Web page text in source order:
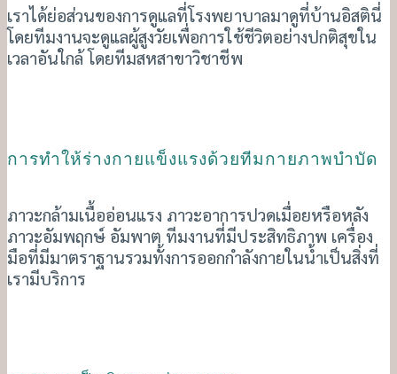
เราได้ย่อส่วนของการดูแลที่โรงพยาบาลมาดูที่บ้านอิสตินี่
โดยทีมงานจะดูแลผู้สูงวัยเพื่อการใช้ชีวิตอย่างปกติสุขใน
เวลาอันใกล้ โดยทีมสหสาขาวิชาชีพ
การทำให้ร่างกายแข็งแรงด้วยทีมกายภาพบำบัด
ภาวะกล้ามเนื้ออ่อนแรง ภาวะอาการปวดเมื่อยหรือหลัง
ภาวะอัมพฤกษ์ อัมพาต ทีมงานที่มีประสิทธิภาพ เครื่อง
มือที่มีมาตราฐานรวมทั้งการออกกำลังกายในน้ำเป็นสิ่งที่
เรามีบริการ